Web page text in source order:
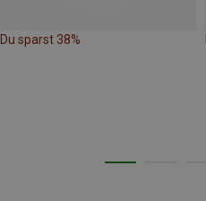
Du sparst 38%